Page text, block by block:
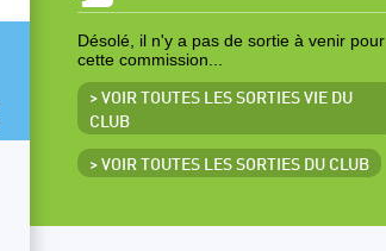
Désolé, il n'y a pas de sortie à venir pour
cette commission...
> VOIR TOUTES LES SORTIES VIE DU
CLUB
> VOIR TOUTES LES SORTIES DU CLUB